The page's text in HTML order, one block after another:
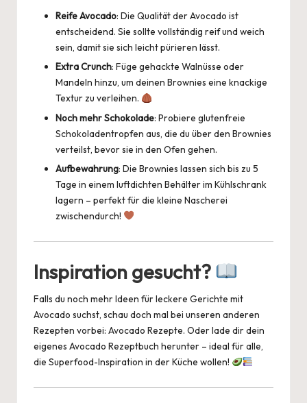
Reife Avocado: Die Qualität der Avocado ist
entscheidend. Sie sollte vollständig reif und weich
sein, damit sie sich leicht pürieren lässt.
Extra Crunch: Füge gehackte Walnüsse oder
Mandeln hinzu, um deinen Brownies eine knackige
Textur zu verleihen.
Noch mehr Schokolade: Probiere glutenfreie
Schokoladentropfen aus, die du über den Brownies
verteilst, bevor sie in den Ofen gehen.
Aufbewahrung: Die Brownies lassen sich bis zu 5
Tage in einem luftdichten Behälter im Kühlschrank
lagern – perfekt für die kleine Nascherei
zwischendurch!
Inspiration gesucht?
Falls du noch mehr Ideen für leckere Gerichte mit
Avocado suchst, schau doch mal bei unseren anderen
Rezepten vorbei: Avocado Rezepte. Oder lade dir dein
eigenes Avocado Rezeptbuch herunter – ideal für alle,
die Superfood-Inspiration in der Küche wollen!